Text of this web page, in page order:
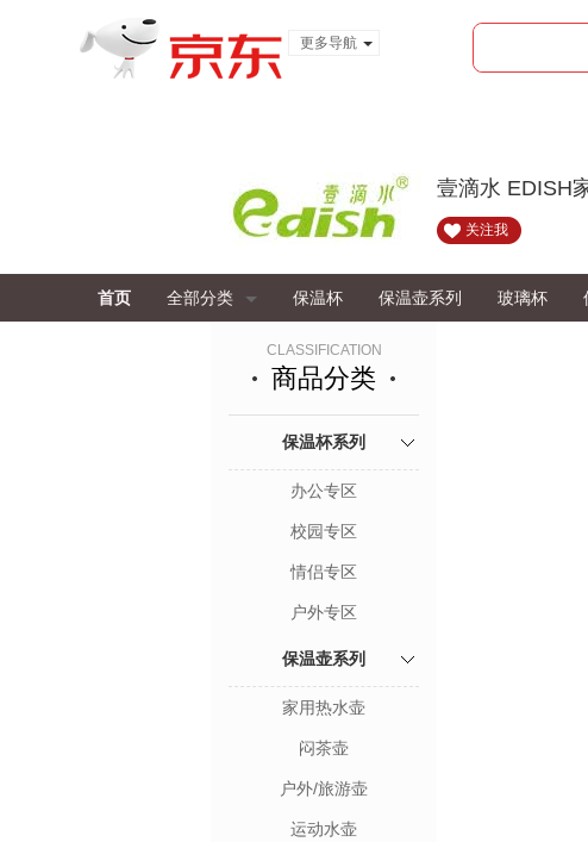
更多导航
壹滴水 EDISH
关注我
首页 全部分类 保温杯 保温壶系列 玻璃杯
CLASSIFICATION
商品分类
保温杯系列
办公专区
校园专区
情侣专区
户外专区
保温壶系列
家用热水壶
闷茶壶
户外/旅游壶
运动水壶